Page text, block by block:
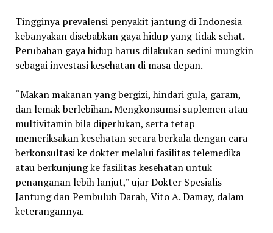
Tingginya prevalensi penyakit jantung di Indonesia
kebanyakan disebabkan gaya hidup yang tidak sehat.
Perubahan gaya hidup harus dilakukan sedini mungkin
sebagai investasi kesehatan di masa depan.
“Makan makanan yang bergizi, hindari gula, garam,
dan lemak berlebihan. Mengkonsumsi suplemen atau
multivitamin bila diperlukan, serta tetap
memeriksakan kesehatan secara berkala dengan cara
berkonsultasi ke dokter melalui fasilitas telemedika
atau berkunjung ke fasilitas kesehatan untuk
penanganan lebih lanjut,” ujar Dokter Spesialis
Jantung dan Pembuluh Darah, Vito A. Damay, dalam
keterangannya.